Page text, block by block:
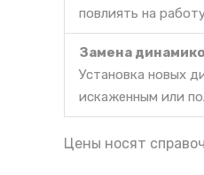
повлиять на
Замена
Установка новых
искаженным или
Цены носят